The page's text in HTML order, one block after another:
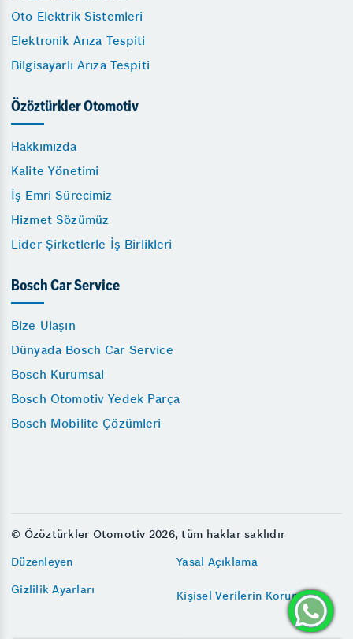
Oto Elektrik Sistemleri
Elektronik Arıza Tespiti
Bilgisayarlı Arıza Tespiti
Özöztürkler Otomotiv
Hakkımızda
Kalite Yönetimi
İş Emri Sürecimiz
Hizmet Sözümüz
Lider Şirketlerle İş Birlikleri
Bosch Car Service
Bize Ulaşın
Dünyada Bosch Car Service
Bosch Kurumsal
Bosch Otomotiv Yedek Parça
Bosch Mobilite Çözümleri
© Özöztürkler Otomotiv 2026, tüm haklar saklıdır
Düzenleyen
Yasal Açıklama
Gizlilik Ayarları
Kişisel Verilerin Korunması